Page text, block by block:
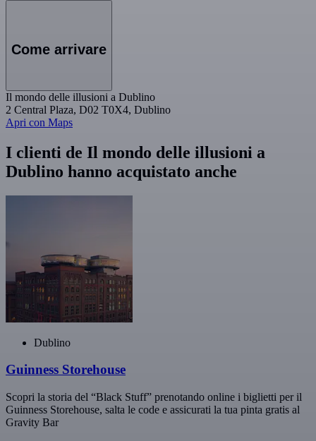
Come arrivare
Il mondo delle illusioni a Dublino
2 Central Plaza, D02 T0X4, Dublino
Apri con Maps
I clienti de Il mondo delle illusioni a
Dublino hanno acquistato anche
Dublino
Guinness Storehouse
Scopri la storia del “Black Stuff” prenotando online i biglietti per il
Guinness Storehouse, salta le code e assicurati la tua pinta gratis al
Gravity Bar